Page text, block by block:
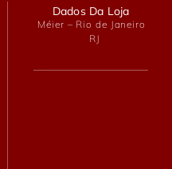
Dados Da Loja
Méier – Rio de Janeiro
RJ